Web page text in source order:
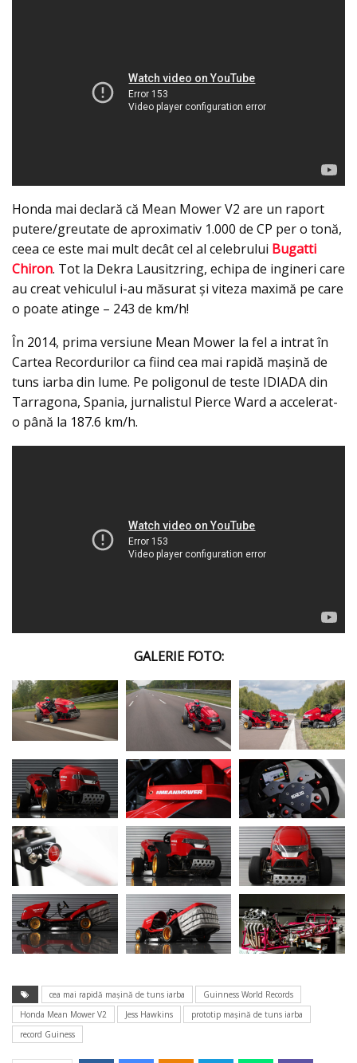
Honda mai declară că Mean Mower V2 are un raport
putere/greutate de aproximativ 1.000 de CP per o tonă,
ceea ce este mai mult decât cel al celebrului Bugatti
Chiron. Tot la Dekra Lausitzring, echipa de ingineri care
au creat vehiculul i-au măsurat şi viteza maximă pe care
o poate atinge – 243 de km/h!
În 2014, prima versiune Mean Mower la fel a intrat în
Cartea Recordurilor ca fiind cea mai rapidă mașină de
tuns iarba din lume. Pe poligonul de teste IDIADA din
Tarragona, Spania, jurnalistul Pierce Ward a accelerat-
o până la 187.6 km/h.
GALERIE FOTO:
cea mai rapidă maşină de tuns iarba
Guinness World Records
Honda Mean Mower V2
Jess Hawkins
prototip maşină de tuns iarba
record Guiness